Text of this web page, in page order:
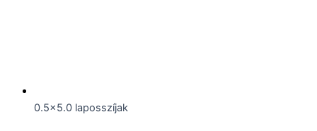
0.5x5.0 laposszíjak